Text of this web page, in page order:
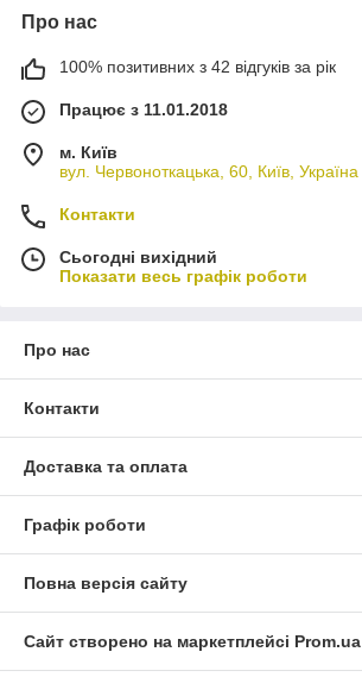
Про нас
100% позитивних з 42 відгуків за рік
Працює з 11.01.2018
м. Київ
вул. Червоноткацька, 60, Київ, Україна
Контакти
Сьогодні вихідний
Показати весь графік роботи
Про нас
Контакти
Доставка та оплата
Графік роботи
Повна версія сайту
Сайт створено на маркетплейсі Prom.ua